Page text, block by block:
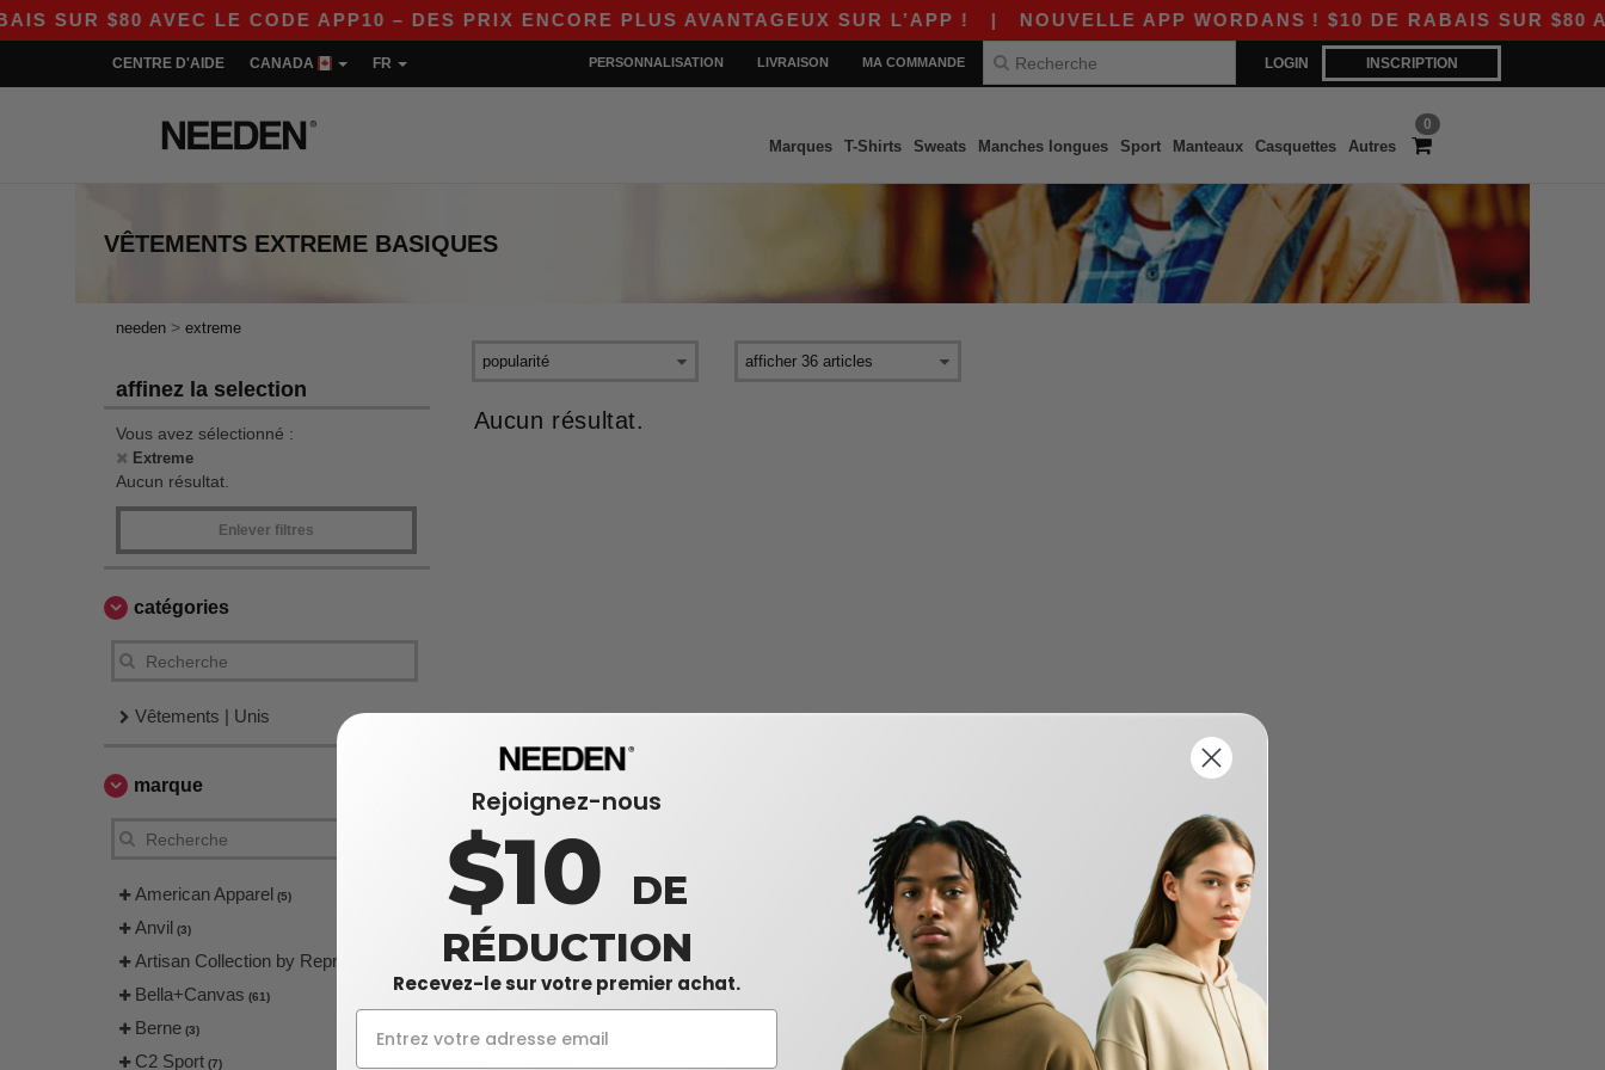
SUR $80 AVEC LE CODE APP10 – DES PRIX ENCORE PLUS AVANTAGEUX SUR L’APP !| NOUVELLE APP WORDANS ! $10 DE RABAIS SUR $80
LOGIN INSCRIPTION
CENTRE D'AIDE CANADA FR PERSONNALISATION LIVRAISON MA COMMANDE
0
Marques T-Shirts Sweats Manches longues Sport Manteaux Casquettes Autres
VÊTEMENTS EXTREME BASIQUES
needen > extreme
affinez la selection
Vous avez sélectionné :
Extreme
Aucun résultat.
Enlever filtres
catégories
Vêtements | Unis
marque
American Apparel (5)
Anvil (3)
Artisan Collection by Reprime
Bella+Canvas (61)
Berne (3)
C2 Sport (7)
Aucun résultat.
Rejoignez-nous
$10 DE
RÉDUCTION
Recevez-le sur votre premier achat.